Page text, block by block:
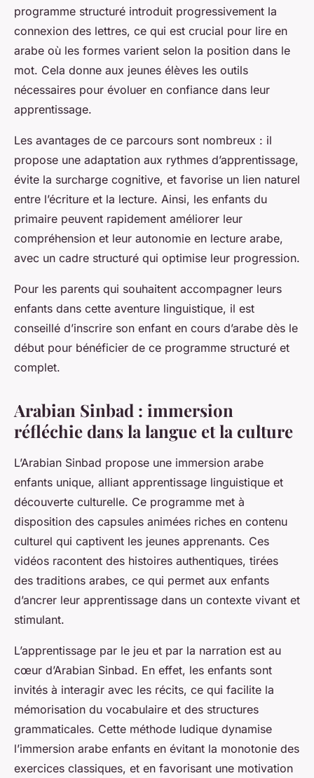
programme structuré introduit progressivement la
connexion des lettres, ce qui est crucial pour lire en
arabe où les formes varient selon la position dans le
mot. Cela donne aux jeunes élèves les outils
nécessaires pour évoluer en confiance dans leur
apprentissage.
Les avantages de ce parcours sont nombreux : il
propose une adaptation aux rythmes d’apprentissage,
évite la surcharge cognitive, et favorise un lien naturel
entre l’écriture et la lecture. Ainsi, les enfants du
primaire peuvent rapidement améliorer leur
compréhension et leur autonomie en lecture arabe,
avec un cadre structuré qui optimise leur progression.
Pour les parents qui souhaitent accompagner leurs
enfants dans cette aventure linguistique, il est
conseillé d’inscrire son enfant en cours d’arabe dès le
début pour bénéficier de ce programme structuré et
complet.
Arabian Sinbad : immersion
réfléchie dans la langue et la culture
L’Arabian Sinbad propose une immersion arabe
enfants unique, alliant apprentissage linguistique et
découverte culturelle. Ce programme met à
disposition des capsules animées riches en contenu
culturel qui captivent les jeunes apprenants. Ces
vidéos racontent des histoires authentiques, tirées
des traditions arabes, ce qui permet aux enfants
d’ancrer leur apprentissage dans un contexte vivant et
stimulant.
L’apprentissage par le jeu et par la narration est au
cœur d’Arabian Sinbad. En effet, les enfants sont
invités à interagir avec les récits, ce qui facilite la
mémorisation du vocabulaire et des structures
grammaticales. Cette méthode ludique dynamise
l’immersion arabe enfants en évitant la monotonie des
exercices classiques, et en favorisant une motivation